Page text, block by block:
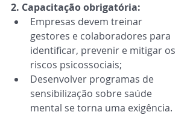
2. Capacitação obrigatória:
Empresas devem treinar
gestores e colaboradores para
identificar, prevenir e mitigar os
riscos psicossociais;
Desenvolver programas de
sensibilização sobre saúde
mental se torna uma exigência.